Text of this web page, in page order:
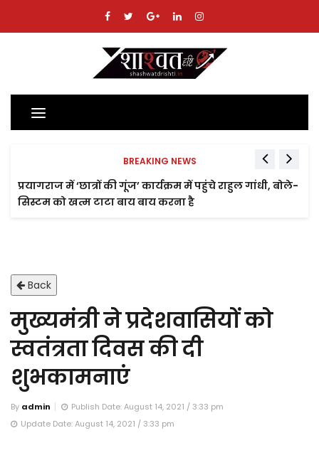
Toggle
navigation
BREAKING NEWS
प्रयागराज में ‘छात्रों की गूंज’ कार्यक्रम में पहुंचे राहुल गांधी, बोले-
सिस्टम को खत्म टाटा बाय बाय करना है
Back
मुख्यमंत्री ने प्रदेशवासियों को
स्वतंत्रता दिवस की दी
शुभकामनाएं
By admin
Publish Date: August 14, 2021 / 3:33 pm
Update Date: August 14, 2021 / 3:33 pm